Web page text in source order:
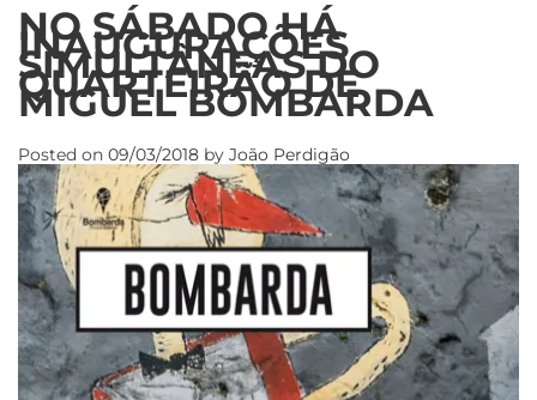
NO SÁBADO HÁ
INAUGURAÇÕES
SIMULTÂNEAS DO
QUARTEIRÃO DE
MIGUEL BOMBARDA
Posted on 09/03/2018 by João Perdigão